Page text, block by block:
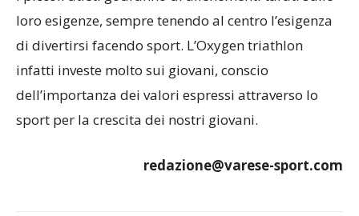
loro esigenze, sempre tenendo al centro l’esigenza
di divertirsi facendo sport. L’Oxygen triathlon
infatti investe molto sui giovani, conscio
dell’importanza dei valori espressi attraverso lo
sport per la crescita dei nostri giovani.
redazione@varese-sport.com